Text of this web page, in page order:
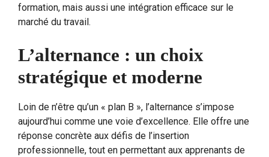
formation, mais aussi une intégration efficace sur le
marché du travail.
L’alternance : un choix
stratégique et moderne
Loin de n’être qu’un « plan B », l’alternance s’impose
aujourd’hui comme une voie d’excellence. Elle offre une
réponse concrète aux défis de l’insertion
professionnelle, tout en permettant aux apprenants de